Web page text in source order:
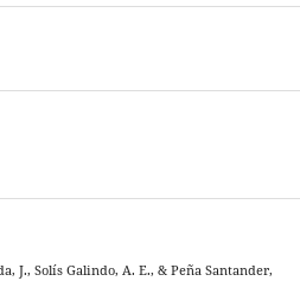
J., Solís Galindo, A. E., & Peña Santander,